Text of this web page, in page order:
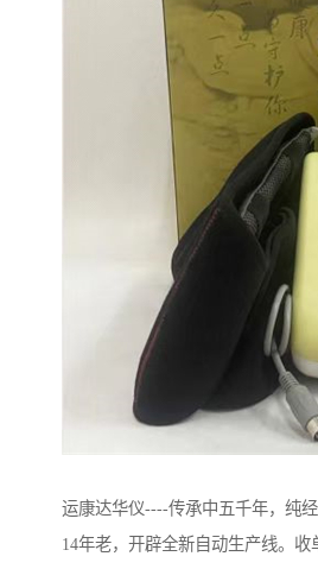
运康达华仪----传承中五千年，纯
14年老，开辟全新自动生产线。